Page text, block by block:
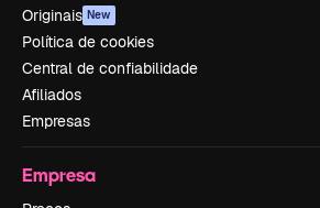
Originais New
Política de cookies
Central de confiabilidade
Afiliados
Empresas
Empresa